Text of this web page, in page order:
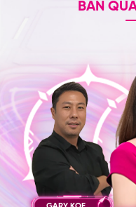
BAN